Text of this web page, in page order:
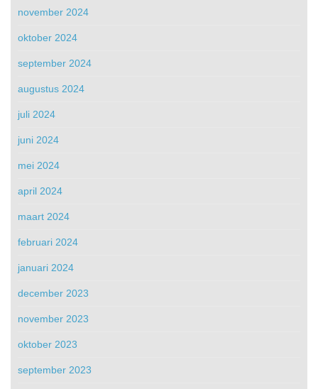
november 2024
oktober 2024
september 2024
augustus 2024
juli 2024
juni 2024
mei 2024
april 2024
maart 2024
februari 2024
januari 2024
december 2023
november 2023
oktober 2023
september 2023